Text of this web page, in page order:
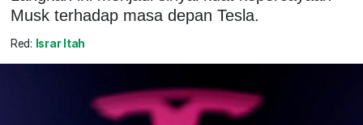
Musk terhadap masa depan Tesla.
Red: Israr Itah